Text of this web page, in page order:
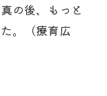
の後、もっと
。（療育広